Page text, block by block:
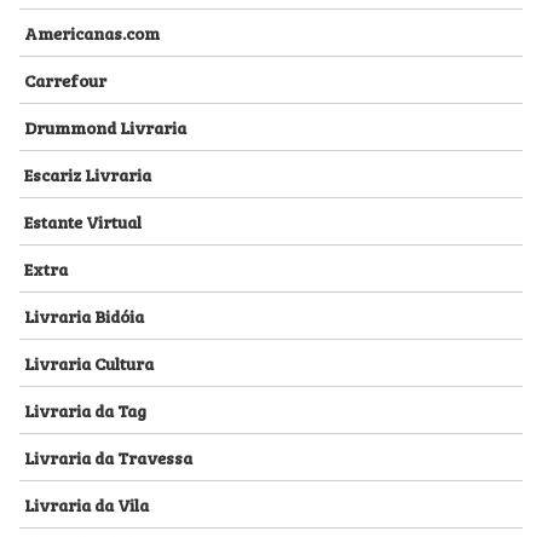
Americanas.com
Carrefour
Drummond Livraria
Escariz Livraria
Estante Virtual
Extra
Livraria Bidóia
Livraria Cultura
Livraria da Tag
Livraria da Travessa
Livraria da Vila